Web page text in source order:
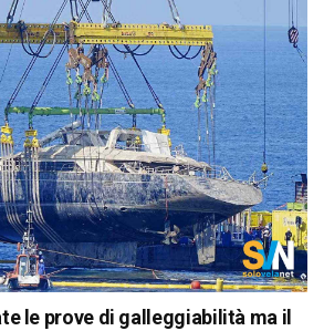
le prove di galleggiabilità ma il